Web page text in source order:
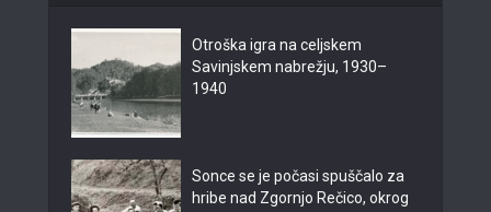
Otroška igra na celjskem
Savinjskem nabrežju, 1930–
1940
Sonce se je počasi spuščalo za
hribe nad Zgornjo Rečico, okrog